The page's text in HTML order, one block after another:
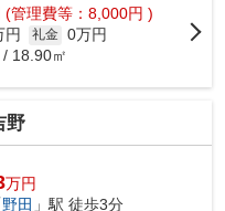
(管理費等：8,000円 )
円 礼金 0万円
18.90㎡
野
万円
野田 」駅 徒歩3分